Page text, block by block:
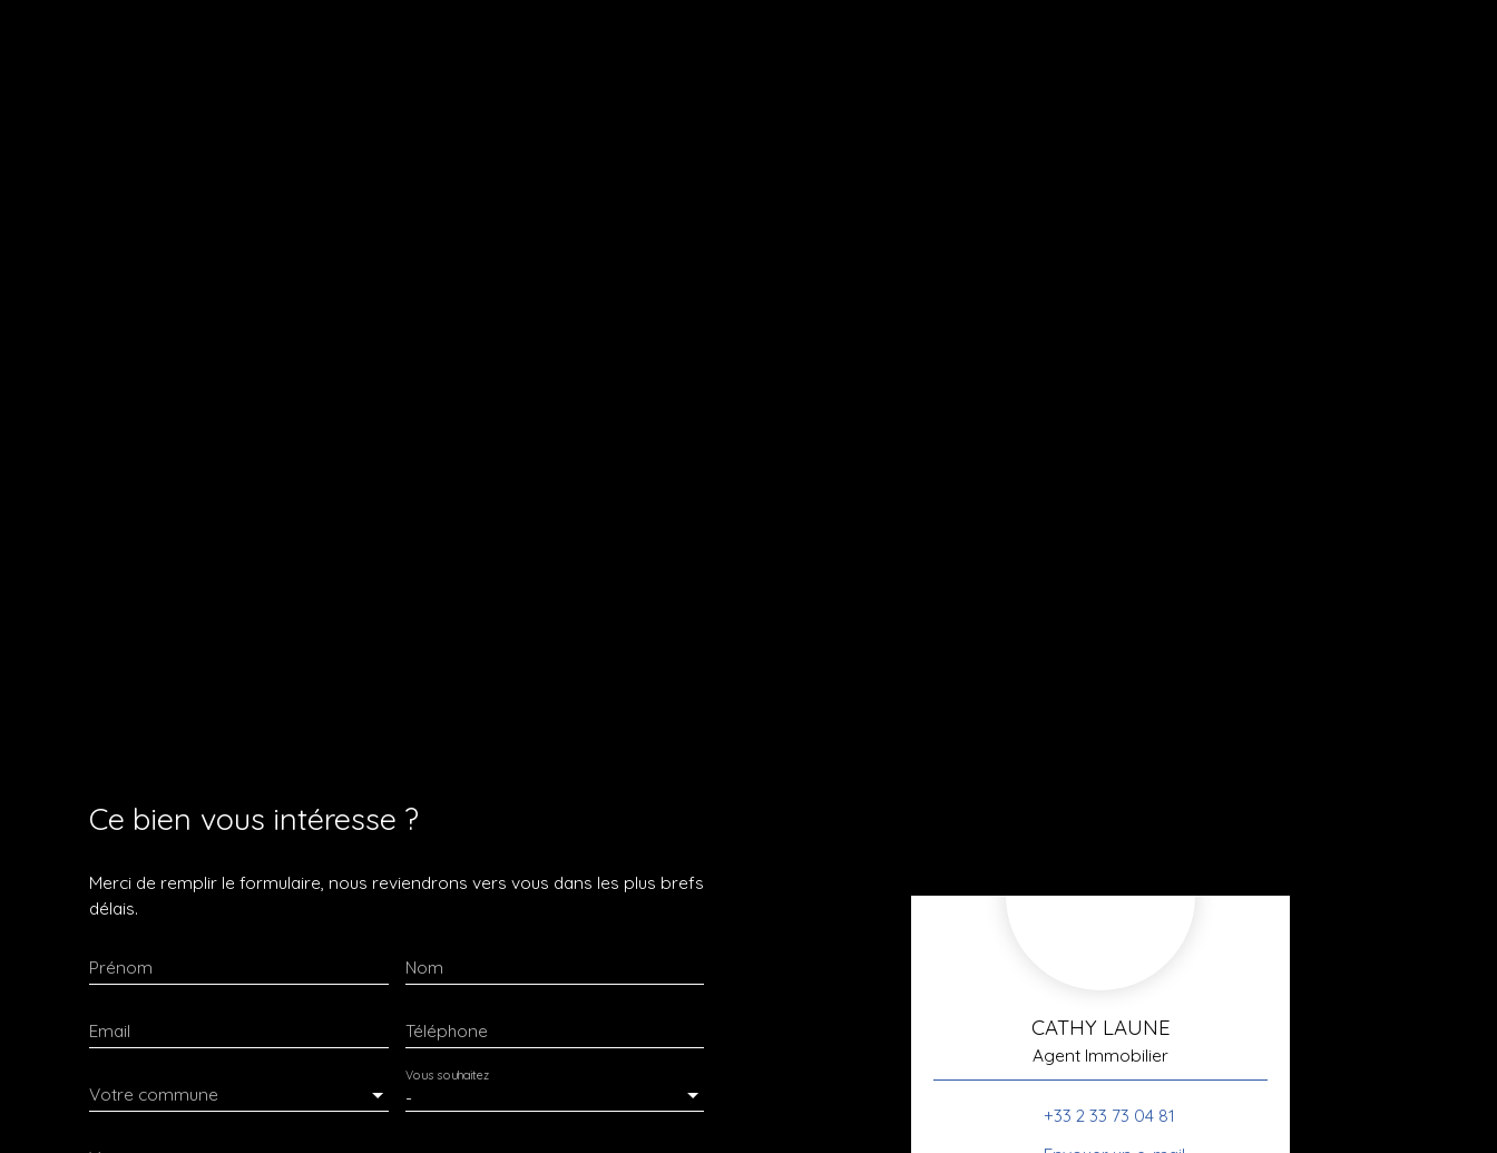
Ce bien vous intéresse ?
Merci de remplir le formulaire, nous reviendrons vers vous dans les plus brefs
délais.
Prénom Nom
Email Téléphone
Votre commune -
Vous souhaitez
CATHY LAUNE
Agent Immobilier
+33 2 33 73 04 81